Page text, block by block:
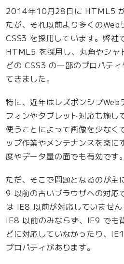
示
さ
れ
た
日
時
j
Q
u
e
r
で
書
き
替
え
る
2014年10月28日に HTML5
たが、それ以前より多くの
CSS3 を採用しています。弊
HTML5 を採用し、丸角やシャ
どの CSS3 の一部のプロパテ
てきました。
特に、近年はレズポンシブWeb
フォンやタブレット対応も施し
使うことによって画像を少なく
ップ作業やメンテナンスを楽に
度やデータ量の面でも有効です。
ただ、そこで問題となるのが
9 以前の古いブラウザへの対
は IE8 以前が対応していませ
IE8 以前のみならず、IE9 でも
どに対応していなかったり、
プロパティがあります。